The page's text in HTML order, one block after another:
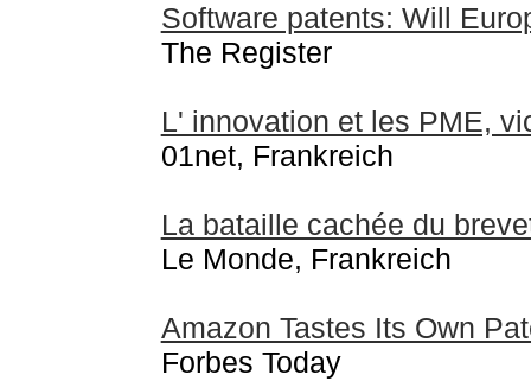
Software patents: Will
The Register
L' innovation et les PME,
01net, Frankreich
La bataille cachée du
Le Monde, Frankreich
Amazon Tastes Its Own
Forbes Today